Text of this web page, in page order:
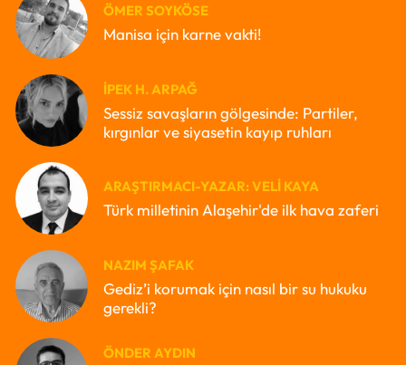
ÖMER SOYKÖSE
Manisa için karne vakti!
İPEK H. ARPAĞ
Sessiz savaşların gölgesinde: Partiler,
kırgınlar ve siyasetin kayıp ruhları
ARAŞTIRMACI-YAZAR: VELI KAYA
Türk milletinin Alaşehir'de ilk hava zaferi
NAZIM ŞAFAK
Gediz’i korumak için nasıl bir su hukuku
gerekli?
ÖNDER AYDIN